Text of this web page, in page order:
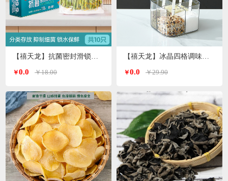
【禧天龙】抗菌密封滑锁保鲜袋大号 10只/盒KY-9827
￥0.0 ￥18.00
【禧天龙】冰晶四格调味罐H-9972
￥0.0 ￥29.90